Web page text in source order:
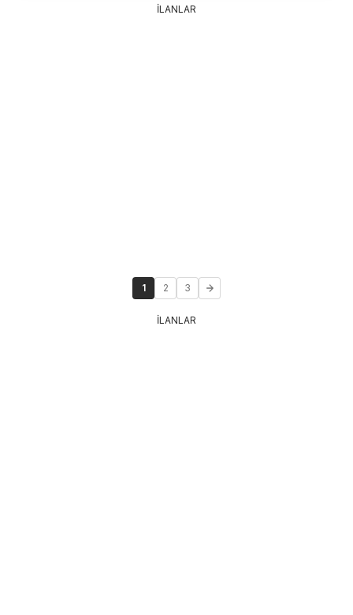
İLANLAR
1 2 3
İLANLAR